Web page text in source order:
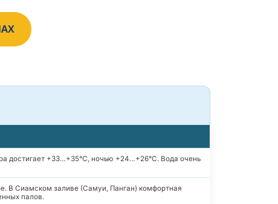
достигает +33…+35°C, ночью +24…+26°C. Вода очень
В Сиамском заливе (Самуи, Панган) комфортная
палов.